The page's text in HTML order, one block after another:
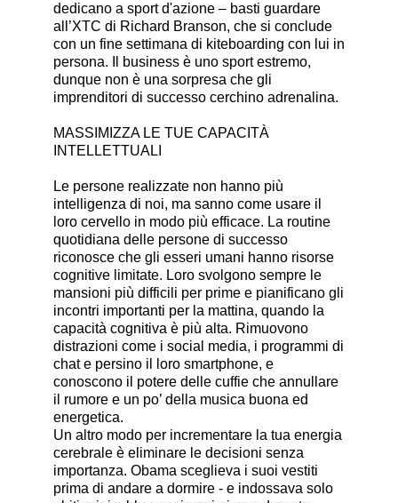
dedicano a sport d'azione – basti guardare
all’XTC di Richard Branson, che si conclude
con un fine settimana di kiteboarding con lui in
persona. Il business è uno sport estremo,
dunque non è una sorpresa che gli
imprenditori di successo cerchino adrenalina.
MASSIMIZZA LE TUE CAPACITÀ
INTELLETTUALI
Le persone realizzate non hanno più
intelligenza di noi, ma sanno come usare il
loro cervello in modo più efficace. La routine
quotidiana delle persone di successo
riconosce che gli esseri umani hanno risorse
cognitive limitate. Loro svolgono sempre le
mansioni più difficili per prime e pianificano gli
incontri importanti per la mattina, quando la
capacità cognitiva è più alta. Rimuovono
distrazioni come i social media, i programmi di
chat e persino il loro smartphone, e
conoscono il potere delle cuffie che annullare
il rumore e un po’ della musica buona ed
energetica.
Un altro modo per incrementare la tua energia
cerebrale è eliminare le decisioni senza
importanza. Obama sceglieva i suoi vestiti
prima di andare a dormire - e indossava solo